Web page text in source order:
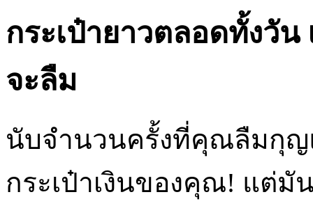
กระเป๋ายาวตลอดทั้งวั
จะลืม
นับจำนวนครั้งที่คุณลืมกุญ
กระเป๋าเงินของคุณ! แต่มั